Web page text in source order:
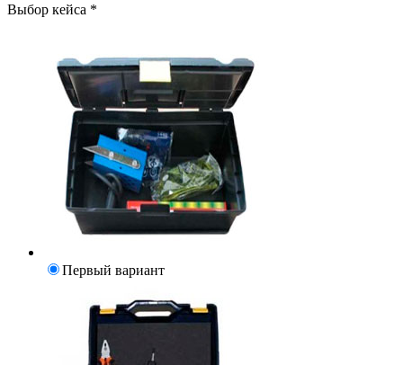
Выбор кейса *
Первый вариант